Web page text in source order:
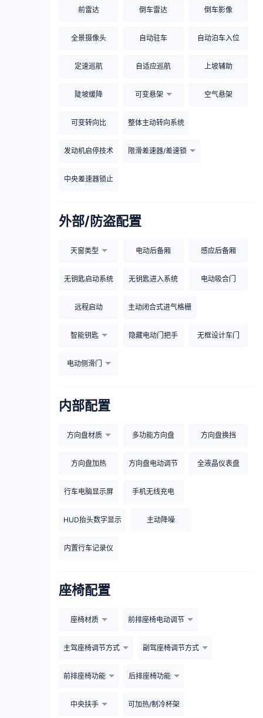
前雷达 倒车雷达 倒车影像
全景摄像头 自动驻车 自动泊车入位
定速巡航 自适应巡航 上坡辅助
陡坡缓降 可变悬架 空气悬架
可变转向比 整体主动转向系统
发动机启停技术 限滑差速器/差速锁
中央差速器锁止
外部/防盗配置
天窗类型 电动后备厢 感应后备厢
无钥匙启动系统 无钥匙进入系统 电动吸合门
远程启动 主动闭合式进气格栅
智能钥匙 隐藏电动门把手 无框设计车门
电动侧滑门
内部配置
方向盘材质 多功能方向盘 方向盘换挡
方向盘加热 方向盘电动调节 全液晶仪表盘
行车电脑显示屏 手机无线充电
HUD抬头数字显示 主动降噪
内置行车记录仪
座椅配置
座椅材质 前排座椅电动调节
主驾座椅调节方式 副驾座椅调节方式
前排座椅功能 后排座椅功能
中央扶手 可加热/制冷杯架